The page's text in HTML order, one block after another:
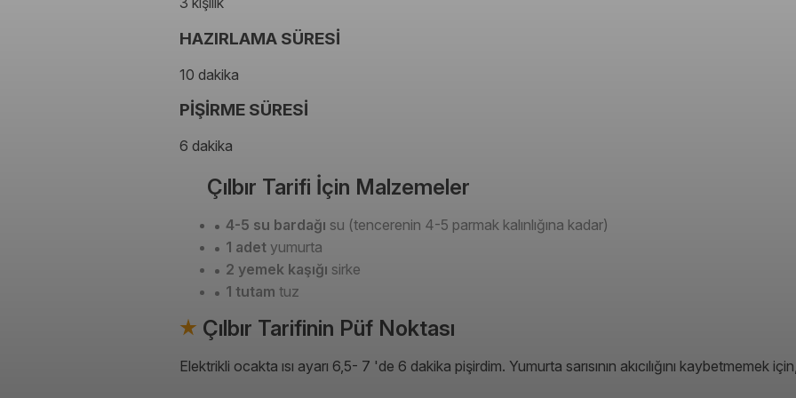
HAZIRLAMA SÜRESİ
10 dakika
PİŞİRME SÜRESİ
6 dakika
Çılbır Tarifi İçin Malzemeler
4-5 su bardağı su (tencerenin 4-5 parmak kalınlığına kadar)
1 adet yumurta
2 yemek kaşığı sirke
1 tutam tuz
Çılbır Tarifinin Püf Noktası
Elektrikli ocakta ısı ayarı 6,5- 7 'de 6 dakika pişirdim. Yumurta sarısının akıcılığını kaybetmemek